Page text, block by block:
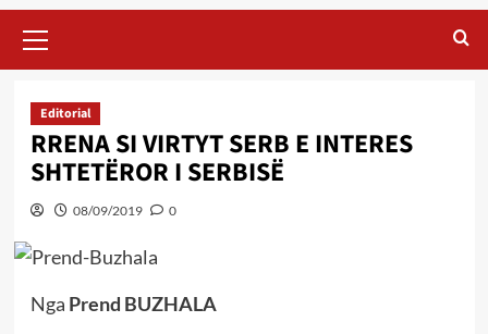
Menu
Editorial
RRENA SI VIRTYT SERB E INTERES
SHTETËROR I SERBISË
08/09/2019 0
Nga Prend BUZHALA